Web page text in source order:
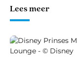
Lees meer